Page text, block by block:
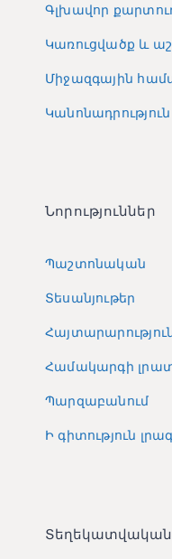
Գլխավոր
Կառուցվածք և
Միջազգային
Կանոնադրություն
Նորություններ
Պաշտոնական
Տեսանյութեր
Համակարգի
Պարզաբանում
Ի գիտություն
Տեղեկատվական